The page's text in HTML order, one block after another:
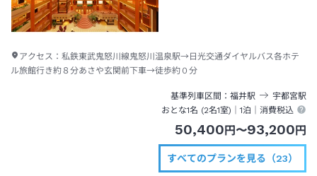
アクセス： 私鉄東武鬼怒川線鬼怒川温泉駅→日光交通ダイヤルバス各ホテ
ル旅館行き約８分あさや玄関前下車→徒歩約０分
基準列車区間 福井駅 宇都宮駅
おとな1名 (2名1室)｜1泊 ｜消費税込
50,400 円 〜93,200 円
すべてのプランを見る（23）